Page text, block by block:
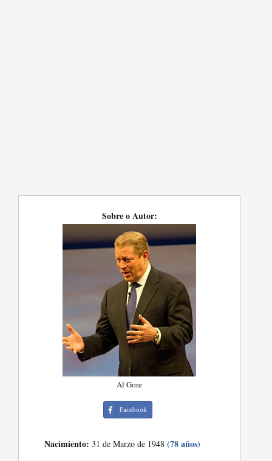
Sobre o Autor:
Al Gore
Facebook
Nacimiento: 31 de Marzo de 1948(78 años)